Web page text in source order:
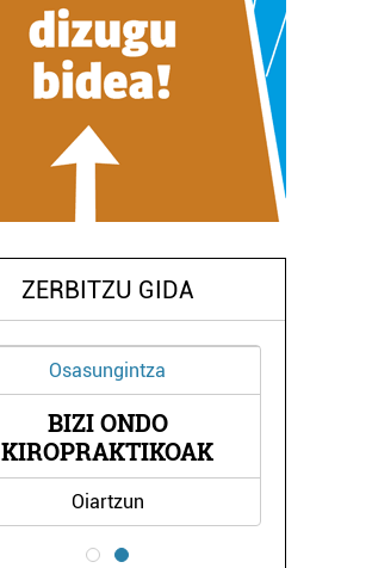
ZERBITZU GIDA
Osasungintza
BIZI ONDO
KIROPRAKTIKOAK
Oiartzun